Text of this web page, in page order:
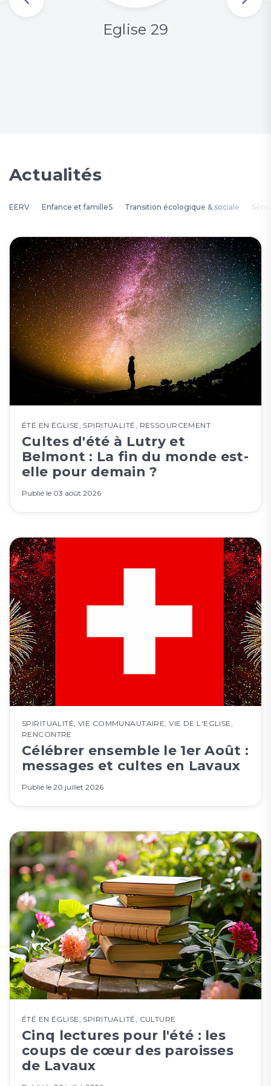
Eglise 29
Actualités
EERV Enfance et familleS Transition écologique & sociale
ÉTÉ EN ÉGLISE SPIRITUALITÉ RESSOURCEMENT
Cultes d'été à Lutry et
Belmont : La fin du monde est-
elle pour demain ?
Publié le 03 août 2026
SPIRITUALITÉ ,VIE COMMUNAUTAIRE ,VIE DE L'EGLISE
RENCONTRE
Célébrer ensemble le 1er Août :
messages et cultes en Lavaux
Publié le 20 juillet 2026
ÉTÉ EN ÉGLISE, SPIRITUALITÉ, CULTURE
Cinq lectures pour l'été : les
coups de cœur des paroisses
de Lavaux